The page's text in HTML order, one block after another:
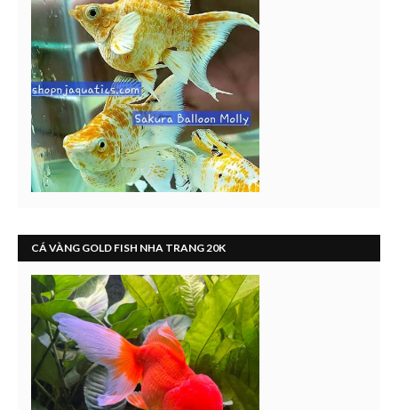
CÁ VÀNG GOLD FISH NHA TRANG 20K